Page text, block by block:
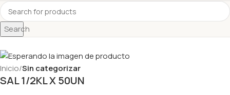
Search
Inicio Sin categorizar
SAL 1/2KL X 50UN